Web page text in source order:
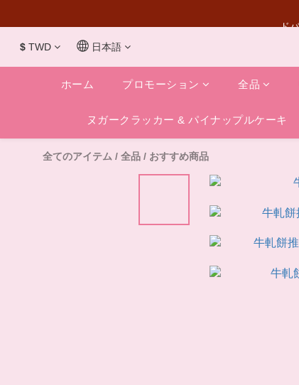
$ TWD 日本語
ホーム プロモーション 全品
ヌガークラッカー & パイナップルケーキ
全てのアイテム / 全品 / おすすめ商品